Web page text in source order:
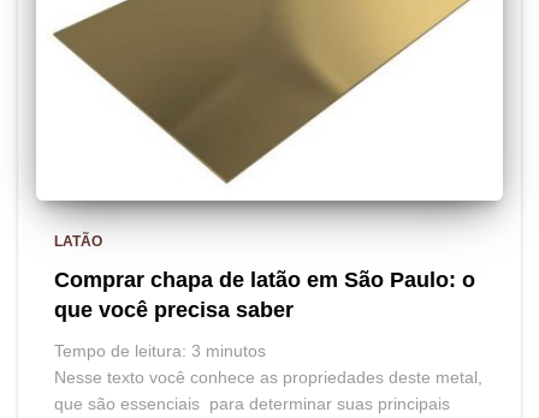
LATÃO
Comprar chapa de latão em São Paulo: o
que você precisa saber
Tempo de leitura: 3 minutos
Nesse texto você conhece as propriedades deste metal,
que são essenciais para determinar suas principais